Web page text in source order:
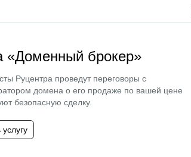
«Доменный брокер»
Руцентра проведут переговоры с
домена о его продаже по вашей цене
безопасную сделку.
услугу